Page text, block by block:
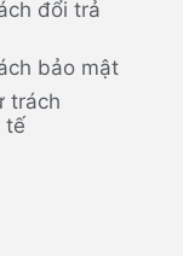
đổi trả
bảo mật
trách
tế